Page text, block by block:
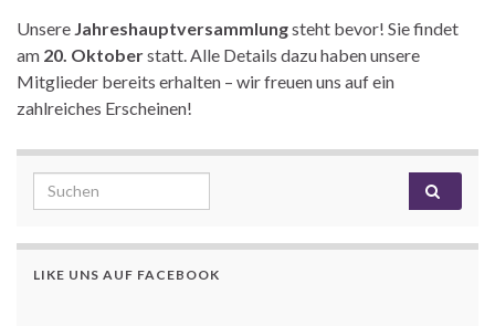
Unsere Jahreshauptversammlungsteht bevor! Sie findet
am 20. Oktoberstatt. Alle Details dazu haben unsere
Mitglieder bereits erhalten – wir freuen uns auf ein
zahlreiches Erscheinen!
Search for:
LIKE UNS AUF FACEBOOK